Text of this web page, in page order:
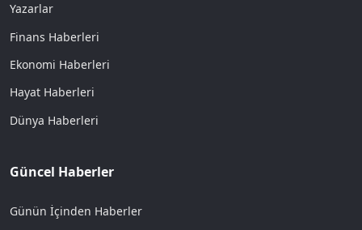
Yazarlar
Finans Haberleri
Ekonomi Haberleri
Hayat Haberleri
Dünya Haberleri
Güncel Haberler
Günün İçinden Haberler